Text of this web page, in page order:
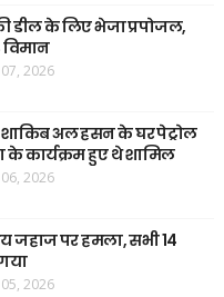
डील के लिए भेजा प्रपोजल,
2026
शाकिब अल हसन के घर पेट्रोल
कार्यक्रम हुए थे शामिल
2026
जहाज पर हमला, सभी 14
2026